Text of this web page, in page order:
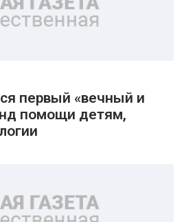
первый «вечный и
помощи детям,